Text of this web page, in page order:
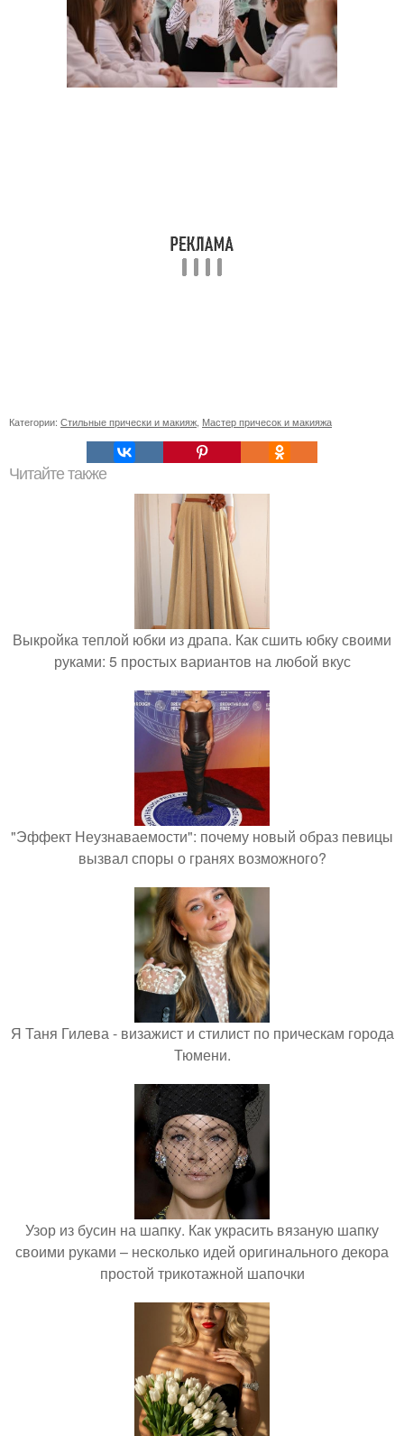
Категории: Стильные прически и макияж Мастер причесок и макияжа
Читайте также
Выкройка теплой юбки из драпа. Как сшить юбку своими
руками: 5 простых вариантов на любой вкус
"Эффект Неузнаваемости": почему новый образ певицы
вызвал споры о гранях возможного?
Я Таня Гилева - визажист и стилист по прическам города
Тюмени.
Узор из бусин на шапку. Как украсить вязаную шапку
своими руками – несколько идей оригинального декора
простой трикотажной шапочки